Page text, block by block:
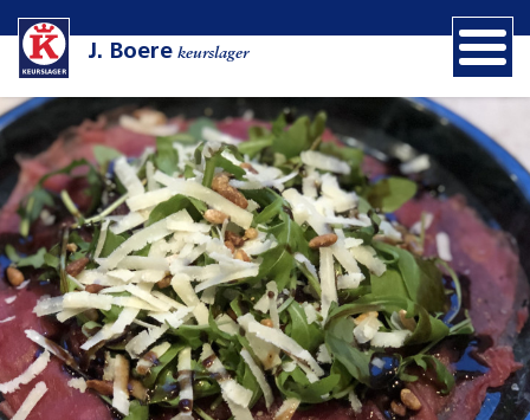
J. Boerekeurslager